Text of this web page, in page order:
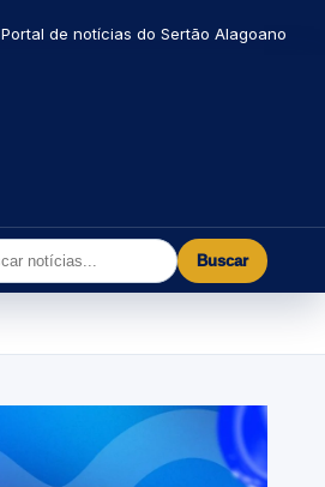
Portal de notícias do Sertão Alagoano
Buscar